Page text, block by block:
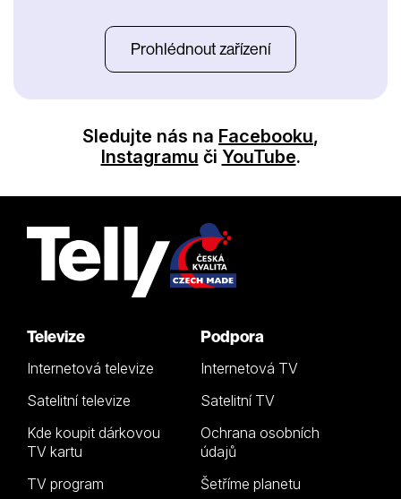
Prohlédnout zařízení
Sledujte nás na Facebooku,
Instagramu či YouTube.
Televize
Internetová televize
Satelitní televize
Kde koupit dárkovou
TV kartu
TV program
Podpora
Internetová TV
Satelitní TV
Ochrana osobních
údajů
Šetříme planetu